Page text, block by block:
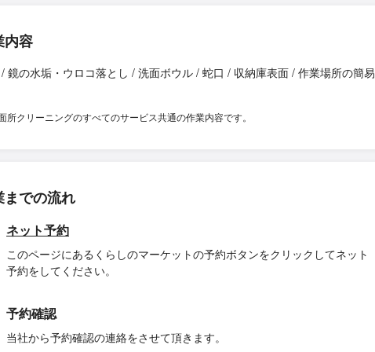
内容
鏡の水垢・ウロコ落とし / 洗面ボウル / 蛇口 / 収納庫表面 / 作業場所の簡易
所クリーニングのすべてのサービス共通の作業内容です。
までの流れ
ネット予約
このページにあるくらしのマーケットの予約ボタンをクリックしてネット
予約をしてください。
予約確認
当社から予約確認の連絡をさせて頂きます。